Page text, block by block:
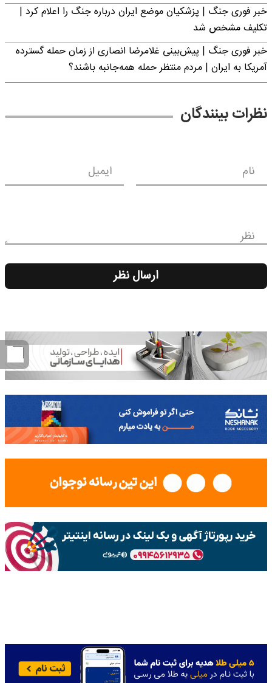
خبر فوری جنگ | پزشکیان موضع ایران درباره جنگ را اعلام کرد |
تکلیف مشخص شد
خبر فوری جنگ | پیش‌بینی غلامرضا انصاری از زمان حمله گسترده
آمریکا به ایران | مردم منتظر حمله همه‌جانبه باشند؟
نظرات بینندگان
نام ایمیل
نظر
ارسال نظر